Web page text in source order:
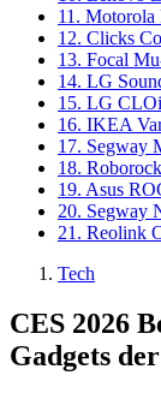
11. Motorola
12. Clicks
13. Focal
14. LG
15. LG
16. IKEA
17. Segway
18.
19. Asus
20. Segway
21. Reolink
Tech
CES 2026
Gadgets